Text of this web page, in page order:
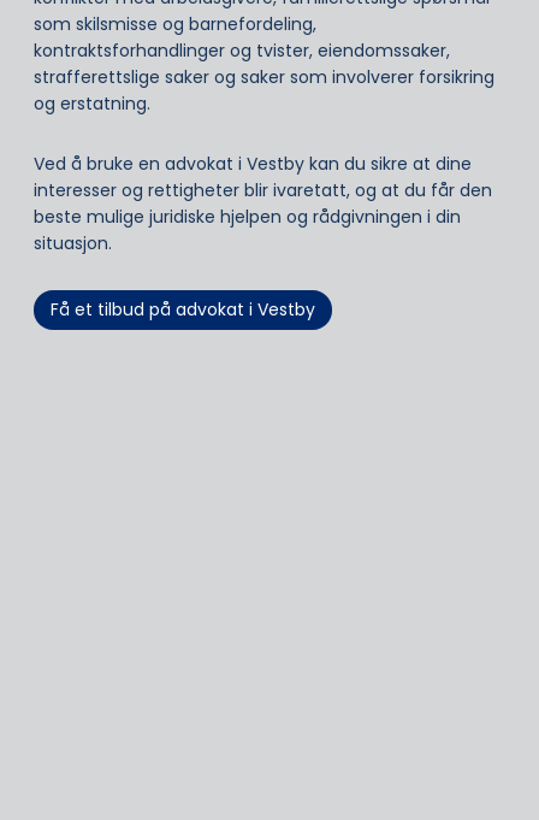
som skilsmisse og barnefordeling,
kontraktsforhandlinger og tvister, eiendomssaker,
strafferettslige saker og saker som involverer forsikring
og erstatning.
Ved å bruke en advokat i Vestby kan du sikre at dine
interesser og rettigheter blir ivaretatt, og at du får den
beste mulige juridiske hjelpen og rådgivningen i din
situasjon.
Få et tilbud på advokat i Vestby